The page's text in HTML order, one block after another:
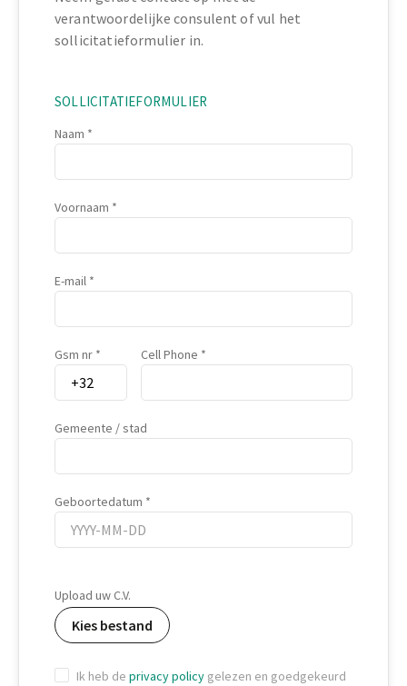
verantwoordelijke consulent of vul het
sollicitatieformulier in.
SOLLICITATIEFORMULIER
Naam
Voornaam
E-mail
Gsm nr Cell Phone
Gemeente / stad
Geboortedatum
Upload uw C.V.
Kies bestand
Ik heb de privacy policy gelezen en goedgekeurd